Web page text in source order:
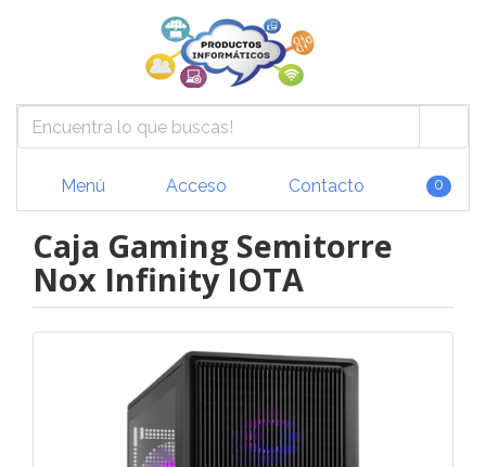
Menú Acceso Contacto 0
Caja Gaming Semitorre
Nox Infinity IOTA